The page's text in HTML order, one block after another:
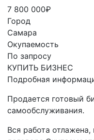
7 800 000₽
Город
Самара
Окупаемость
По запросу
КУПИТЬ БИЗНЕС
Подробная
Продается готовый
самообслуживания.
Вся работа